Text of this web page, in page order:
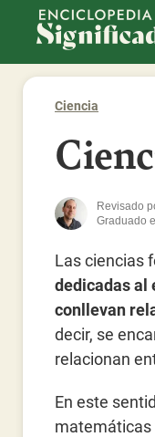
Enciclopedia Significados
Ciencia
Revisado
Graduado
Las ciencias
dedicadas al
conllevan
decir, se
relacionan
En este
matemáticas